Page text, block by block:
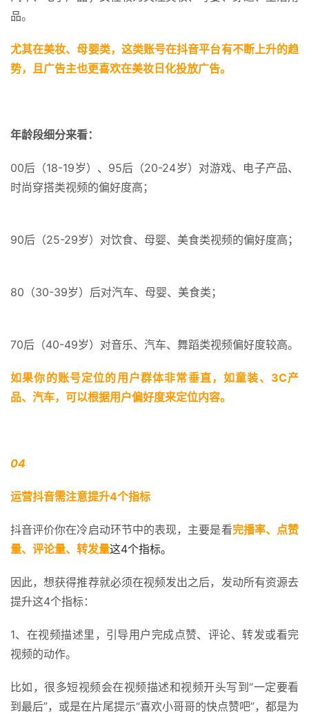
品。
尤其在美妆、母婴类，这类账号在抖音平台有不断上升的趋
势，且广告主也更喜欢在美妆日化投放广告。
年龄段细分来看：
00后（18-19岁）、95后（20-24岁）对游戏、电子产品、
时尚穿搭类视频的偏好度高；
90后（25-29岁）对饮食、母婴、美食类视频的偏好度高；
80（30-39岁）后对汽车、母婴、美食类；
70后（40-49岁）对音乐、汽车、舞蹈类视频偏好度较高。
如果你的账号定位的用户群体非常垂直，如童装、3C产
品、汽车，可以根据用户偏好度来定位内容。
04
运营抖音需注意提升4个指标
抖音评价你在冷启动环节中的表现，主要是看完播率、点赞
量、评论量、转发量这4个指标。
因此，想获得推荐就必须在视频发出之后，发动所有资源去
提升这4个指标：
1、在视频描述里，引导用户完成点赞、评论、转发或看完
视频的动作。
比如，很多短视频会在视频描述和视频开头写到“一定要看
到最后”，或是在片尾提示“喜欢小哥哥的快点赞吧”，都是为